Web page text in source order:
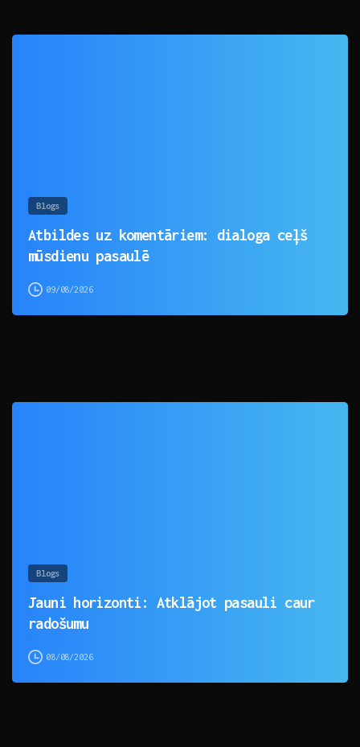
Blogs
Atbildes uz komentāriem: dialoga ceļš
mūsdienu pasaulē
09/08/2026
Blogs
Jauni horizonti: Atklājot pasauli caur
radošumu
08/08/2026